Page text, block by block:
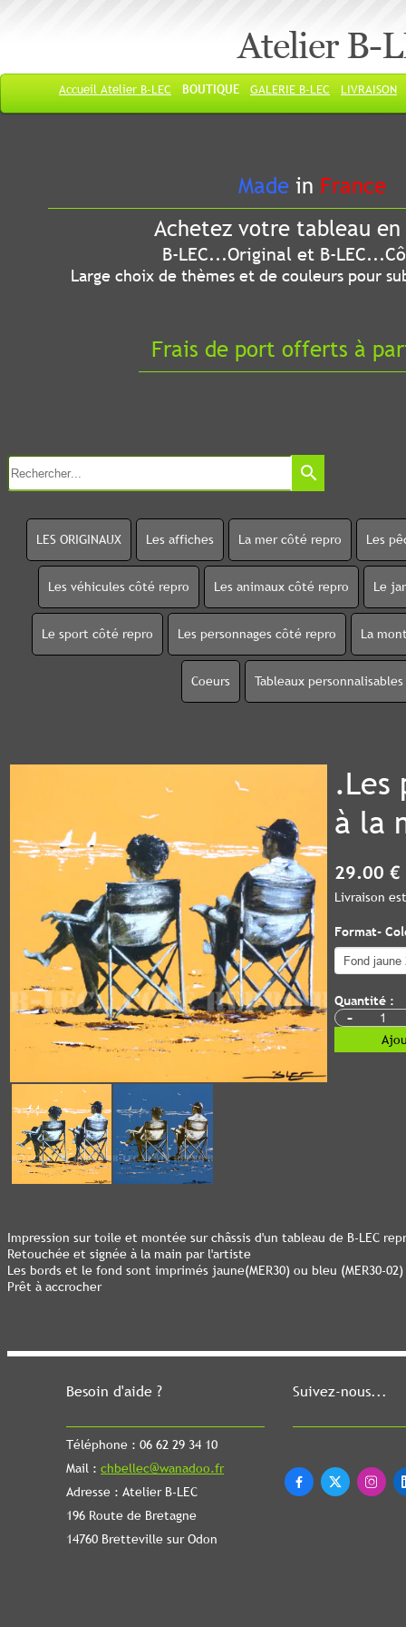
Atelier B-
Accueil Atelier B-LEC BOUTIQUE GALERIE B-LEC LIVRAISON
Besoin d'aide ?
Téléphone : 06 62 29 34 10
Mail : chbellec@wanadoo.fr
Adresse : Atelier B-LEC
196 Route de Bretagne
14760 Bretteville sur Odon
Suivez-nous...
  
Made in France
Achetez votre tableau
B-LEC...Original et B-
Large choix de thèmes et de couleurs pour
Frais de port offerts à
search
LES ORIGINAUX Les affiches La mer côté repro Les
Les véhicules côté repro Les animaux côté repro Le
Le sport côté repro Les personnages côté repro La
Coeurs Tableaux personnalisables
.Les
à la
29.00 €
Livraison
Format-
Quantité :
-
Impression sur toile et montée sur châssis d'un tableau de B-LEC
Retouchée et signée à la main par l'artiste
Les bords et le fond sont imprimés jaune(MER30) ou bleu (MER30-02)
Prêt à accrocher